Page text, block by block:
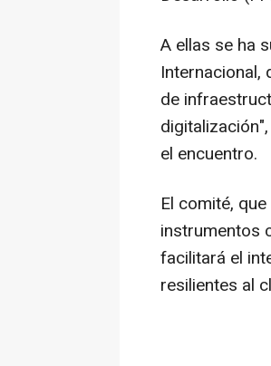
A ellas se ha
de
el encuentro.
El comité,
instrumentos
facilitará el
resilientes al